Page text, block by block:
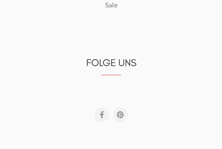
Sale
FOLGE UNS